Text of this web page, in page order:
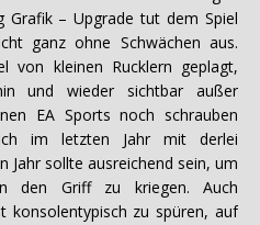
Grafik – Upgrade tut dem Spiel
ganz ohne Schwächen aus.
von kleinen Rucklern geplagt,
und wieder sichtbar außer
EA Sports noch schrauben
im letzten Jahr mit derlei
Jahr sollte ausreichend sein, um
den Griff zu kriegen. Auch
konsolentypisch zu spüren, auf